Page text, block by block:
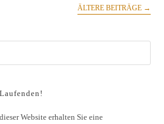
ÄLTERE BEITRÄGE →
Website erhalten Sie eine